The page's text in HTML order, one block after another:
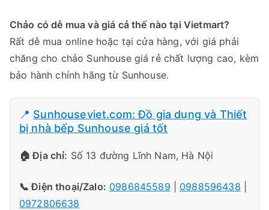
Chảo có dễ mua và giá cả thế nào tại Vietmart?
Rất dễ mua online hoặc tại cửa hàng, với giá phải
chăng cho chảo Sunhouse giá rẻ chất lượng cao, kèm
bảo hành chính hãng từ Sunhouse.
📍 Sunhouseviet.com: Đồ gia dụng và Thiết
bị nhà bếp Sunhouse giá tốt
🏠 Địa chỉ: Số 13 đường Lĩnh Nam, Hà Nội
📞 Điện thoại/Zalo: 0986845589 0988596438
0972806638